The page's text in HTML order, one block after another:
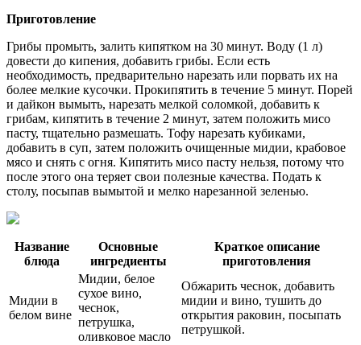
Приготовление
Грибы промыть, залить кипятком на 30 минут. Воду (1 л)
довести до кипения, добавить грибы. Если есть
необходимость, предварительно нарезать или порвать их на
более мелкие кусочки. Прокипятить в течение 5 минут. Порей
и дайкон вымыть, нарезать мелкой соломкой, добавить к
грибам, кипятить в течение 2 минут, затем положить мисо
пасту, тщательно размешать. Тофу нарезать кубиками,
добавить в суп, затем положить очищенные мидии, крабовое
мясо и снять с огня. Кипятить мисо пасту нельзя, потому что
после этого она теряет свои полезные качества. Подать к
столу, посыпав вымытой и мелко нарезанной зеленью.
Название
блюда
Основные
ингредиенты
Краткое описание
приготовления
Мидии в
белом вине
Мидии, белое
сухое вино,
чеснок,
петрушка,
оливковое масло
Обжарить чеснок, добавить
мидии и вино, тушить до
открытия раковин, посыпать
петрушкой.